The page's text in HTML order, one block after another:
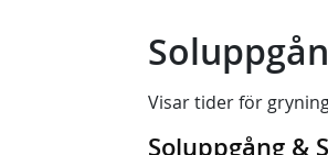
Visar tider för
Soluppgång &